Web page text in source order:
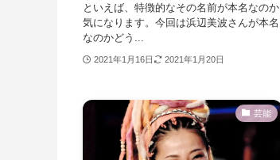
といえば、特徴的なその名前が本名なのか
気になります。今回は浜辺美波さんが本名
なのかどう...
2021年1月16日 2021年1月20日
芸能